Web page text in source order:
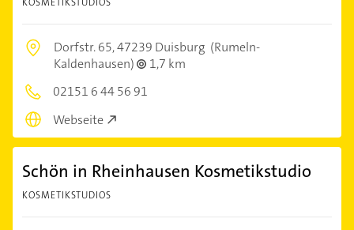
Dorfstr. 65,47239 Duisburg (Rumeln-
Kaldenhausen)
1,7 km
02151 6 44 56 91
Webseite
Schön in Rheinhausen Kosmetikstudio
KOSMETIKSTUDIOS